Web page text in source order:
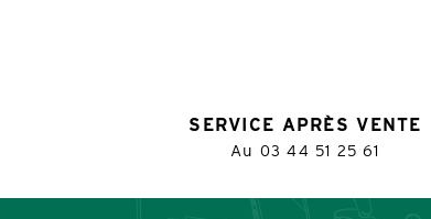
SERVICE APRÈS VENTE
Au 03 44 51 25 61